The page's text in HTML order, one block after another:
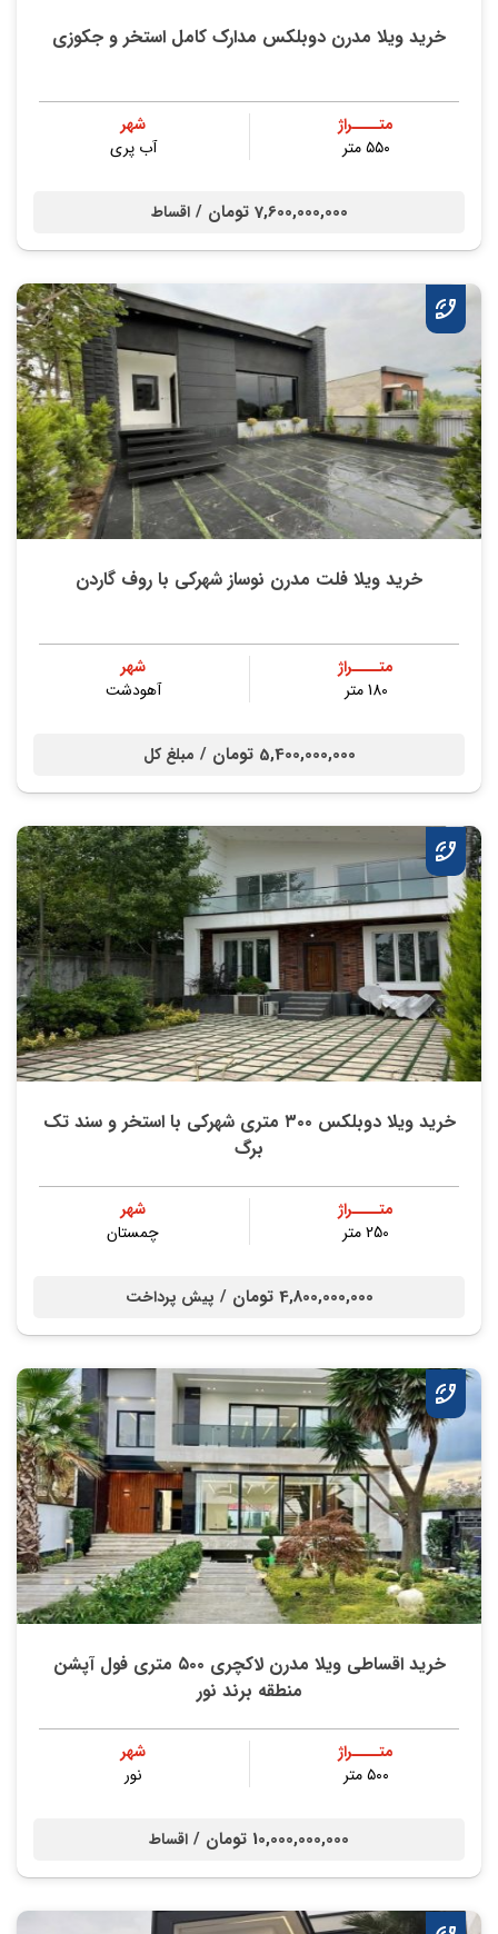
خرید ویلا مدرن دوبلکس مدارک کامل استخر و جکوزی
متــــراژ
۵۵۰ متر
شهر
آب پری
7,600,000,000 تومان / اقساط
خريد ویلا فلت مدرن نوساز شهركي با روف گاردن
متــــراژ
180 متر
شهر
آهودشت
5,400,000,000 تومان / مبلغ کل
خريد ویلا دوبلکس ۳۰۰ متری شهركي با استخر و سند تك
برگ
متــــراژ
250 متر
شهر
چمستان
4,800,000,000 تومان / پیش پرداخت
خرید اقساطی ویلا مدرن لاکچری ۵۰۰ متری فول آپشن
منطقه برند نور
متــــراژ
۵۰۰ متر
شهر
نور
10,000,000,000 تومان / اقساط